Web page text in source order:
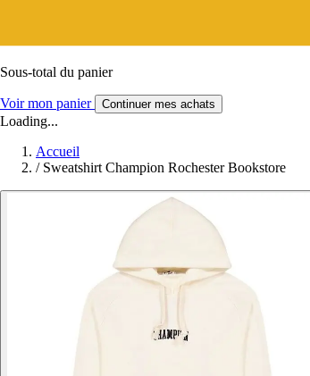
Sous-total du panier
Voir mon panier Continuer mes achats
Loading...
Accueil
/ Sweatshirt Champion Rochester Bookstore